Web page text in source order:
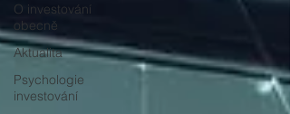
O investování
obecně
Aktualita
Psychologie
investování